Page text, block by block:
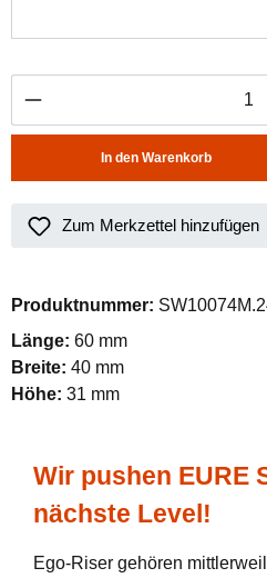
Produkt Anzahl: Gib
In den Warenkorb
Zum Merkzettel hinzufügen
Produktnummer:
Länge: 60 mm
Breite: 40 mm
Höhe: 31 mm
Wir pushen EURE
nächste Level!
Ego-Riser gehören